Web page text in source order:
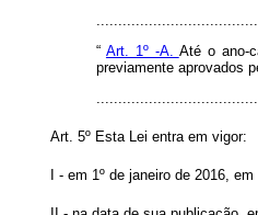
“ Art. 1º -A. Até o ano-
previamente aprovados
Art. 5º Esta Lei entra em vigor:
I - em 1º de janeiro de 2016,